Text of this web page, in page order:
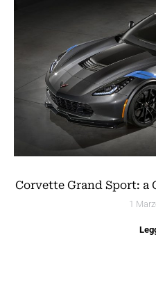
Corvette Grand Sport: a
1